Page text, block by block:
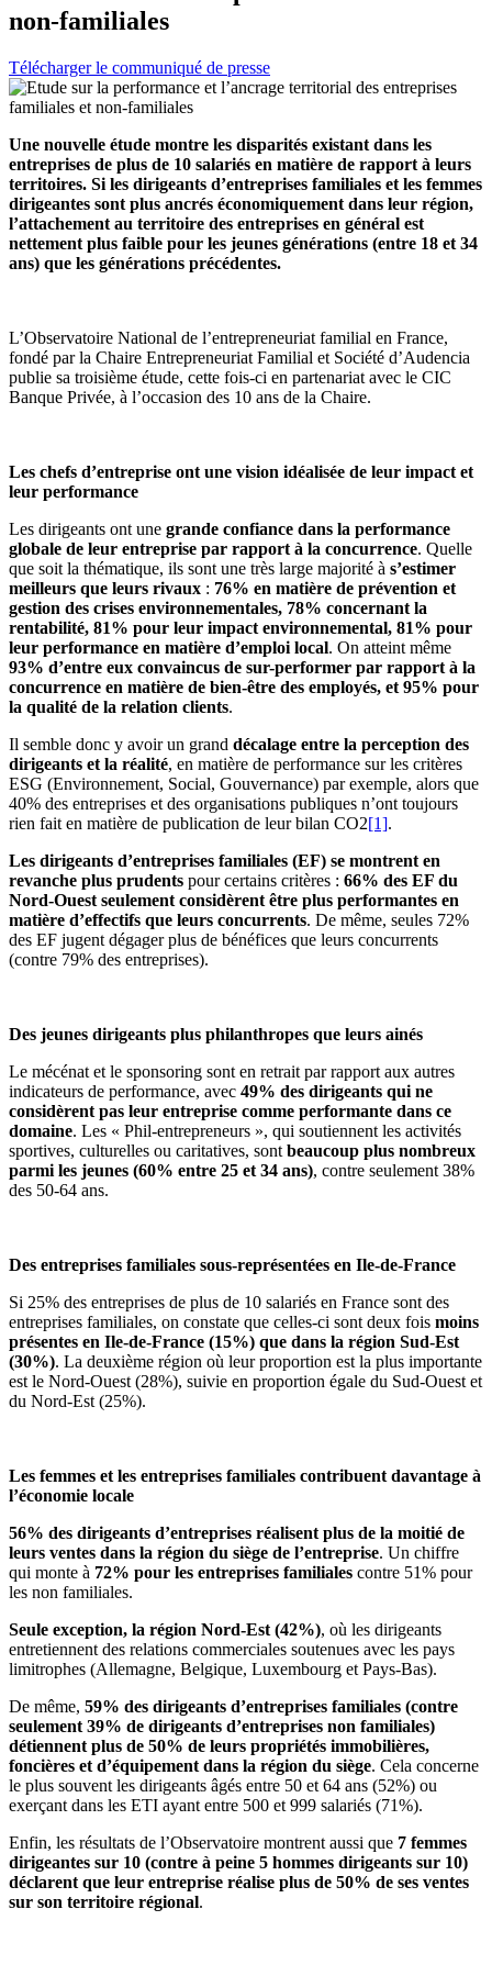
non-familiales
Télécharger le communiqué de presse
Une nouvelle étude montre les disparités existant dans les
entreprises de plus de 10 salariés en matière de rapport à leurs
territoires. Si les dirigeants d’entreprises familiales et les femmes
dirigeantes sont plus ancrés économiquement dans leur région,
l’attachement au territoire des entreprises en général est
nettement plus faible pour les jeunes générations (entre 18 et 34
ans) que les générations précédentes.
L’Observatoire National de l’entrepreneuriat familial en France,
fondé par la Chaire Entrepreneuriat Familial et Société d’Audencia
publie sa troisième étude, cette fois-ci en partenariat avec le CIC
Banque Privée, à l’occasion des 10 ans de la Chaire.
Les chefs d’entreprise ont une vision idéalisée de leur impact et
leur performance
Les dirigeants ont une grande confiance dans la performance
globale de leur entreprise par rapport à la concurrence. Quelle
que soit la thématique, ils sont une très large majorité à s’estimer
meilleurs que leurs rivaux : 76% en matière de prévention et
gestion des crises environnementales, 78% concernant la
rentabilité, 81% pour leur impact environnemental, 81% pour
leur performance en matière d’emploi local. On atteint même
93% d’entre eux convaincus de sur-performer par rapport à la
concurrence en matière de bien-être des employés, et 95% pour
la qualité de la relation clients.
Il semble donc y avoir un grand décalage entre la perception des
dirigeants et la réalité, en matière de performance sur les critères
ESG (Environnement, Social, Gouvernance) par exemple, alors que
40% des entreprises et des organisations publiques n’ont toujours
rien fait en matière de publication de leur bilan CO2[1].
Les dirigeants d’entreprises familiales (EF) se montrent en
revanche plus prudents pour certains critères : 66% des EF du
Nord-Ouest seulement considèrent être plus performantes en
matière d’effectifs que leurs concurrents. De même, seules 72%
des EF jugent dégager plus de bénéfices que leurs concurrents
(contre 79% des entreprises).
Des jeunes dirigeants plus philanthropes que leurs ainés
Le mécénat et le sponsoring sont en retrait par rapport aux autres
indicateurs de performance, avec 49% des dirigeants qui ne
considèrent pas leur entreprise comme performante dans ce
domaine. Les « Phil-entrepreneurs », qui soutiennent les activités
sportives, culturelles ou caritatives, sont beaucoup plus nombreux
parmi les jeunes (60% entre 25 et 34 ans), contre seulement 38%
des 50-64 ans.
Des entreprises familiales sous-représentées en Ile-de-France
Si 25% des entreprises de plus de 10 salariés en France sont des
entreprises familiales, on constate que celles-ci sont deux fois moins
présentes en Ile-de-France (15%) que dans la région Sud-Est
(30%). La deuxième région où leur proportion est la plus importante
est le Nord-Ouest (28%), suivie en proportion égale du Sud-Ouest et
du Nord-Est (25%).
Les femmes et les entreprises familiales contribuent davantage à
l’économie locale
56% des dirigeants d’entreprises réalisent plus de la moitié de
leurs ventes dans la région du siège de l’entreprise. Un chiffre
qui monte à 72% pour les entreprises familiales contre 51% pour
les non familiales.
Seule exception, la région Nord-Est (42%), où les dirigeants
entretiennent des relations commerciales soutenues avec les pays
limitrophes (Allemagne, Belgique, Luxembourg et Pays-Bas).
De même, 59% des dirigeants d’entreprises familiales (contre
seulement 39% de dirigeants d’entreprises non familiales)
détiennent plus de 50% de leurs propriétés immobilières,
foncières et d’équipement dans la région du siège. Cela concerne
le plus souvent les dirigeants âgés entre 50 et 64 ans (52%) ou
exerçant dans les ETI ayant entre 500 et 999 salariés (71%).
Enfin, les résultats de l’Observatoire montrent aussi que 7 femmes
dirigeantes sur 10 (contre à peine 5 hommes dirigeants sur 10)
déclarent que leur entreprise réalise plus de 50% de ses ventes
sur son territoire régional.